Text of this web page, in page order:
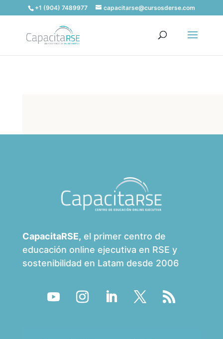
+1 (904) 7489977 capacitarse@cursosderse.com
CapacitaRSE, el primer centro de
educación online ejecutiva en RSE y
sostenibilidad en Latam desde 2006